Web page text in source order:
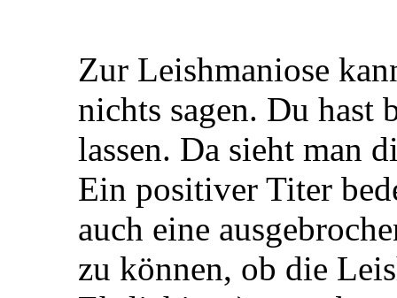
Zur Leishmaniose
nichts sagen. Du hast
lassen. Da sieht man
Ein positiver Titer
auch eine
zu können, ob die